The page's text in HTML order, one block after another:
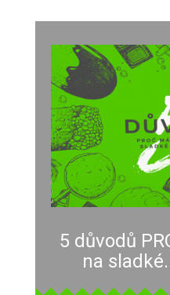
5 důvodů
na